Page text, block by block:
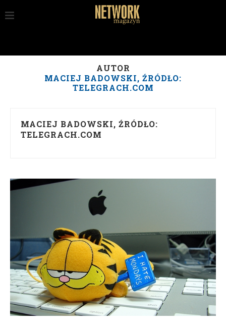
AUTOR
MACIEJ BADOWSKI, ŹRÓDŁO:
TELEGRACH.COM
MACIEJ BADOWSKI, ŹRÓDŁO:
TELEGRACH.COM